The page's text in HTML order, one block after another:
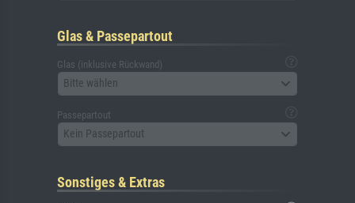
Glas & Passepartout
Glas (inklusive Rückwand)
Bitte wählen
Passepartout
Kein Passepartout
Sonstiges & Extras